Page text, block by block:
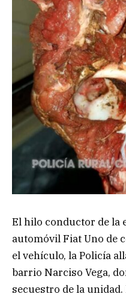
El hilo conductor de la
automóvil Fiat Uno de
el vehículo, la Policía
barrio Narciso Vega,
secuestro de la